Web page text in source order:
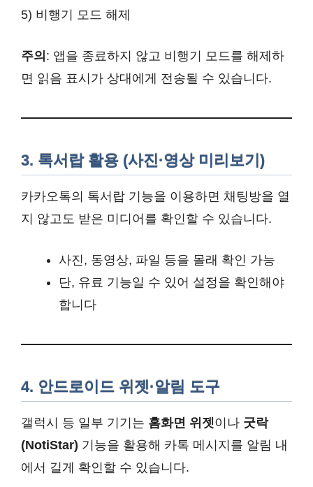
5) 비행기 모드 해제
주의 : 앱을 종료하지 않고 비행기 모드를 해제하
면 읽음 표시가 상대에게 전송될 수 있습니다.
3. 톡서랍 활용 (사진·영상 미리보기)
카카오톡의 톡서랍 기능을 이용하면 채팅방을 열
지 않고도 받은 미디어를 확인할 수 있습니다.
사진, 동영상, 파일 등을 몰래 확인 가능
단, 유료 기능일 수 있어 설정을 확인해야
합니다
4. 안드로이드 위젯·알림 도구
갤럭시 등 일부 기기는 홈화면 위젯이나 굿락
(NotiStar) 기능을 활용해 카톡 메시지를 알림 내
에서 길게 확인할 수 있습니다.